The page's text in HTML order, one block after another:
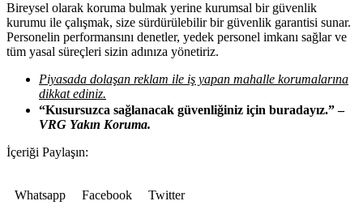
Bireysel olarak koruma bulmak yerine kurumsal bir güvenlik
kurumu ile çalışmak, size sürdürülebilir bir güvenlik garantisi sunar.
Personelin performansını denetler, yedek personel imkanı sağlar ve
tüm yasal süreçleri sizin adınıza yönetiriz.
Piyasada dolaşan reklam ile iş yapan mahalle korumalarına
dikkat ediniz.
“Kusursuzca sağlanacak güvenliğiniz için buradayız.” –
VRG Yakın Koruma.
İçeriği Paylaşın:
Whatsapp Facebook Twitter